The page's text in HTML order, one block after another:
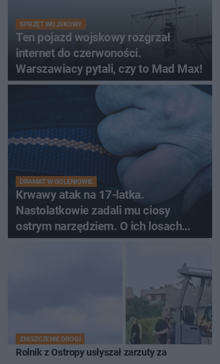
SPRZĘT WOJSKOWY
Ten pojazd wojskowy rozgrzał
internet do czerwoności.
Warszawiacy pytali, czy to Mad Max!
DRAMAT W GOLENIOWIE
Krwawy atak na 17-latka.
Nastolatkowie zadali mu ciosy
ostrym narzędziem. O ich losach
zdecyduje sąd rodzinny
ZNISZCZENIE DROGI
Rolnik z Ostropy usłyszał zarzuty za